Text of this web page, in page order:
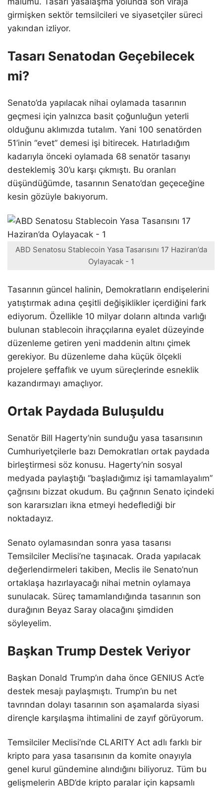
girmişken sektör temsilcileri ve siyasetçiler süreci
yakından izliyor.
Tasarı Senatodan Geçebilecek
mi?
Senato’da yapılacak nihai oylamada tasarının
geçmesi için yalnızca basit çoğunluğun yeterli
olduğunu aklımızda tutalım. Yani 100 senatörden
51’inin “evet” demesi işi bitirecek. Hatırladığım
kadarıyla önceki oylamada 68 senatör tasarıyı
desteklemiş 30’u karşı çıkmıştı. Bu oranları
düşündüğümde, tasarının Senato’dan geçeceğine
kesin gözüyle bakıyorum.
ABD Senatosu Stablecoin Yasa Tasarısını 17 Haziran’da
Oylayacak - 1
Tasarının güncel halinin, Demokratların endişelerini
yatıştırmak adına çeşitli değişiklikler içerdiğini fark
ediyorum. Özellikle 10 milyar doların altında varlığı
bulunan stablecoin ihraççılarına eyalet düzeyinde
düzenleme getiren yeni maddenin altını çimek
gerekiyor. Bu düzenleme daha küçük ölçekli
projelere şeffaflık ve uyum süreçlerinde esneklik
kazandırmayı amaçlıyor.
Ortak Paydada Buluşuldu
Senatör Bill Hagerty’nin sunduğu yasa tasarısının
Cumhuriyetçilerle bazı Demokratları ortak paydada
birleştirmesi söz konusu. Hagerty’nin sosyal
medyada paylaştığı “başladığımız işi tamamlayalım”
çağrısını bizzat okudum. Bu çağrının Senato içindeki
son kararsızları ikna etmeyi hedeflediği bir
noktadayız.
Senato oylamasından sonra yasa tasarısı
Temsilciler Meclisi’ne taşınacak. Orada yapılacak
değerlendirmeleri takiben, Meclis ile Senato’nun
ortaklaşa hazırlayacağı nihai metnin oylamaya
sunulacak. Süreç tamamlandığında tasarının son
durağının Beyaz Saray olacağını şimdiden
söyleyelim.
Başkan Trump Destek Veriyor
Başkan Donald Trump’ın daha önce GENIUS Act’e
destek mesajı paylaşmıştı. Trump’ın bu net
tavrından dolayı tasarının son aşamalarda siyasi
dirençle karşılaşma ihtimalini de zayıf görüyorum.
Temsilciler Meclisi’nde CLARITY Act adlı farklı bir
kripto para yasa tasarısının da komite onayıyla
genel kurul gündemine alındığını biliyoruz. Tüm bu
gelişmelerin ABD’de kripto paralar için kapsamlı